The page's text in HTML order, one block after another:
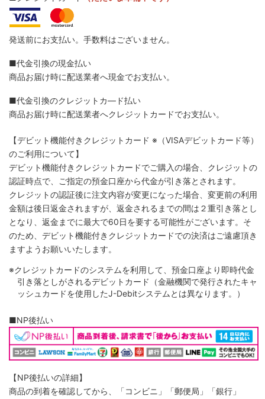
発送前にお支払い。手数料はございません。
■代金引換の現金払い
商品お届け時に配送業者へ現金でお支払い。
■代金引換のクレジットカ―ド払い
商品お届け時に配送業者へクレジットカードでお支払い。
【デビット機能付きクレジットカード ※（VISAデビットカード等）
のご利用について】
デビット機能付きクレジットカードでご購入の場合、クレジットの
認証時点で、ご指定の預金口座から代金が引き落とされます。
クレジットの認証後に注文内容が変更になった場合、変更前の利用
金額は後日返金されますが、返金されるまでの間は２重引き落とし
となり、返金までに最大で60日を要する可能性がございます。そ
のため、デビット機能付きクレジットカードでの決済はご遠慮頂き
ますようお願いいたします。
※クレジットカードのシステムを利用して、預金口座より即時代金
引き落としがされるデビットカード（金融機関で発行されたキャ
ッシュカードを使用したJ-Debitシステムとは異なります。）
■NP後払い
【NP後払いの詳細】
商品の到着を確認してから、「コンビニ」「郵便局」「銀行」